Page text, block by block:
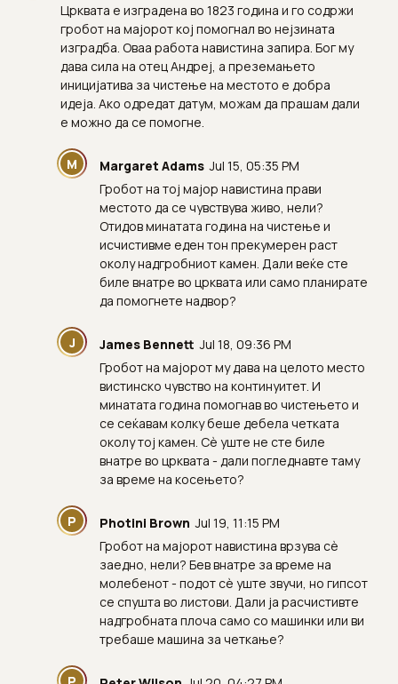
Црквата е изградена во 1823 година и го содржи
гробот на мајорот кој помогнал во нејзината
изградба. Оваа работа навистина запира. Бог му
дава сила на отец Андреј, а преземањето
иницијатива за чистење на местото е добра
идеја. Ако одредат датум, можам да прашам дали
е можно да се помогне.
M Margaret Adams Jul 15, 05:35 PM
Гробот на тој мајор навистина прави
местото да се чувствува живо, нели?
Отидов минатата година на чистење и
исчистивме еден тон прекумерен раст
околу надгробниот камен. Дали веќе сте
биле внатре во црквата или само планирате
да помогнете надвор?
J James Bennett Jul 18, 09:36 PM
Гробот на мајорот му дава на целото место
вистинско чувство на континуитет. И
минатата година помогнав во чистењето и
се сеќавам колку беше дебела четката
околу тој камен. Сè уште не сте биле
внатре во црквата - дали погледнавте таму
за време на косењето?
P Photini Brown Jul 19, 11:15 PM
Гробот на мајорот навистина врзува сè
заедно, нели? Бев внатре за време на
молебенот - подот сè уште звучи, но гипсот
се спушта во листови. Дали ја расчистивте
надгробната плоча само со машинки или ви
требаше машина за четкање?
P